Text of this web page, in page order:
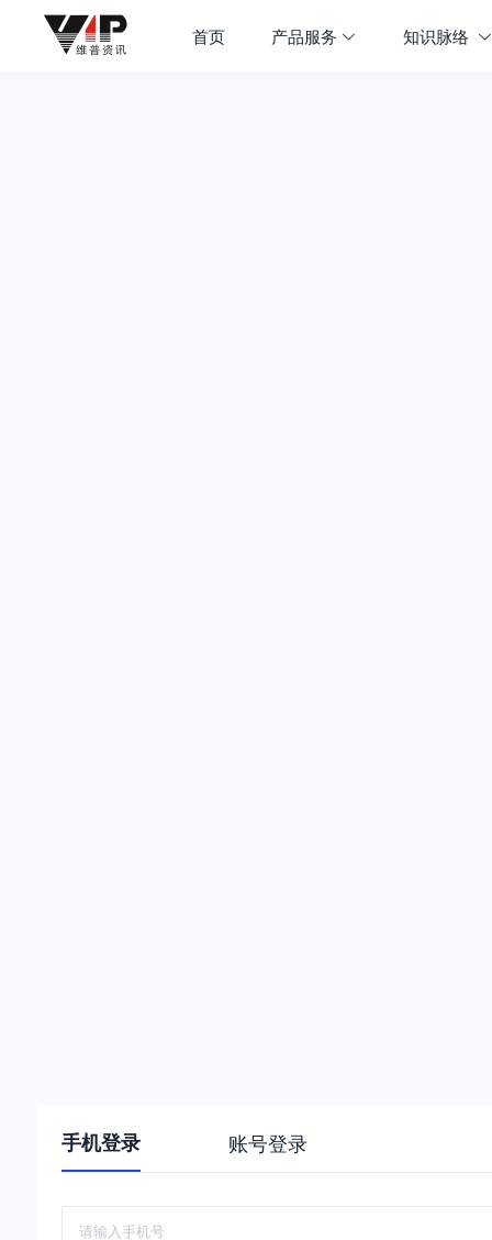
首页 产品服务 知识脉络
手机登录 账号登录